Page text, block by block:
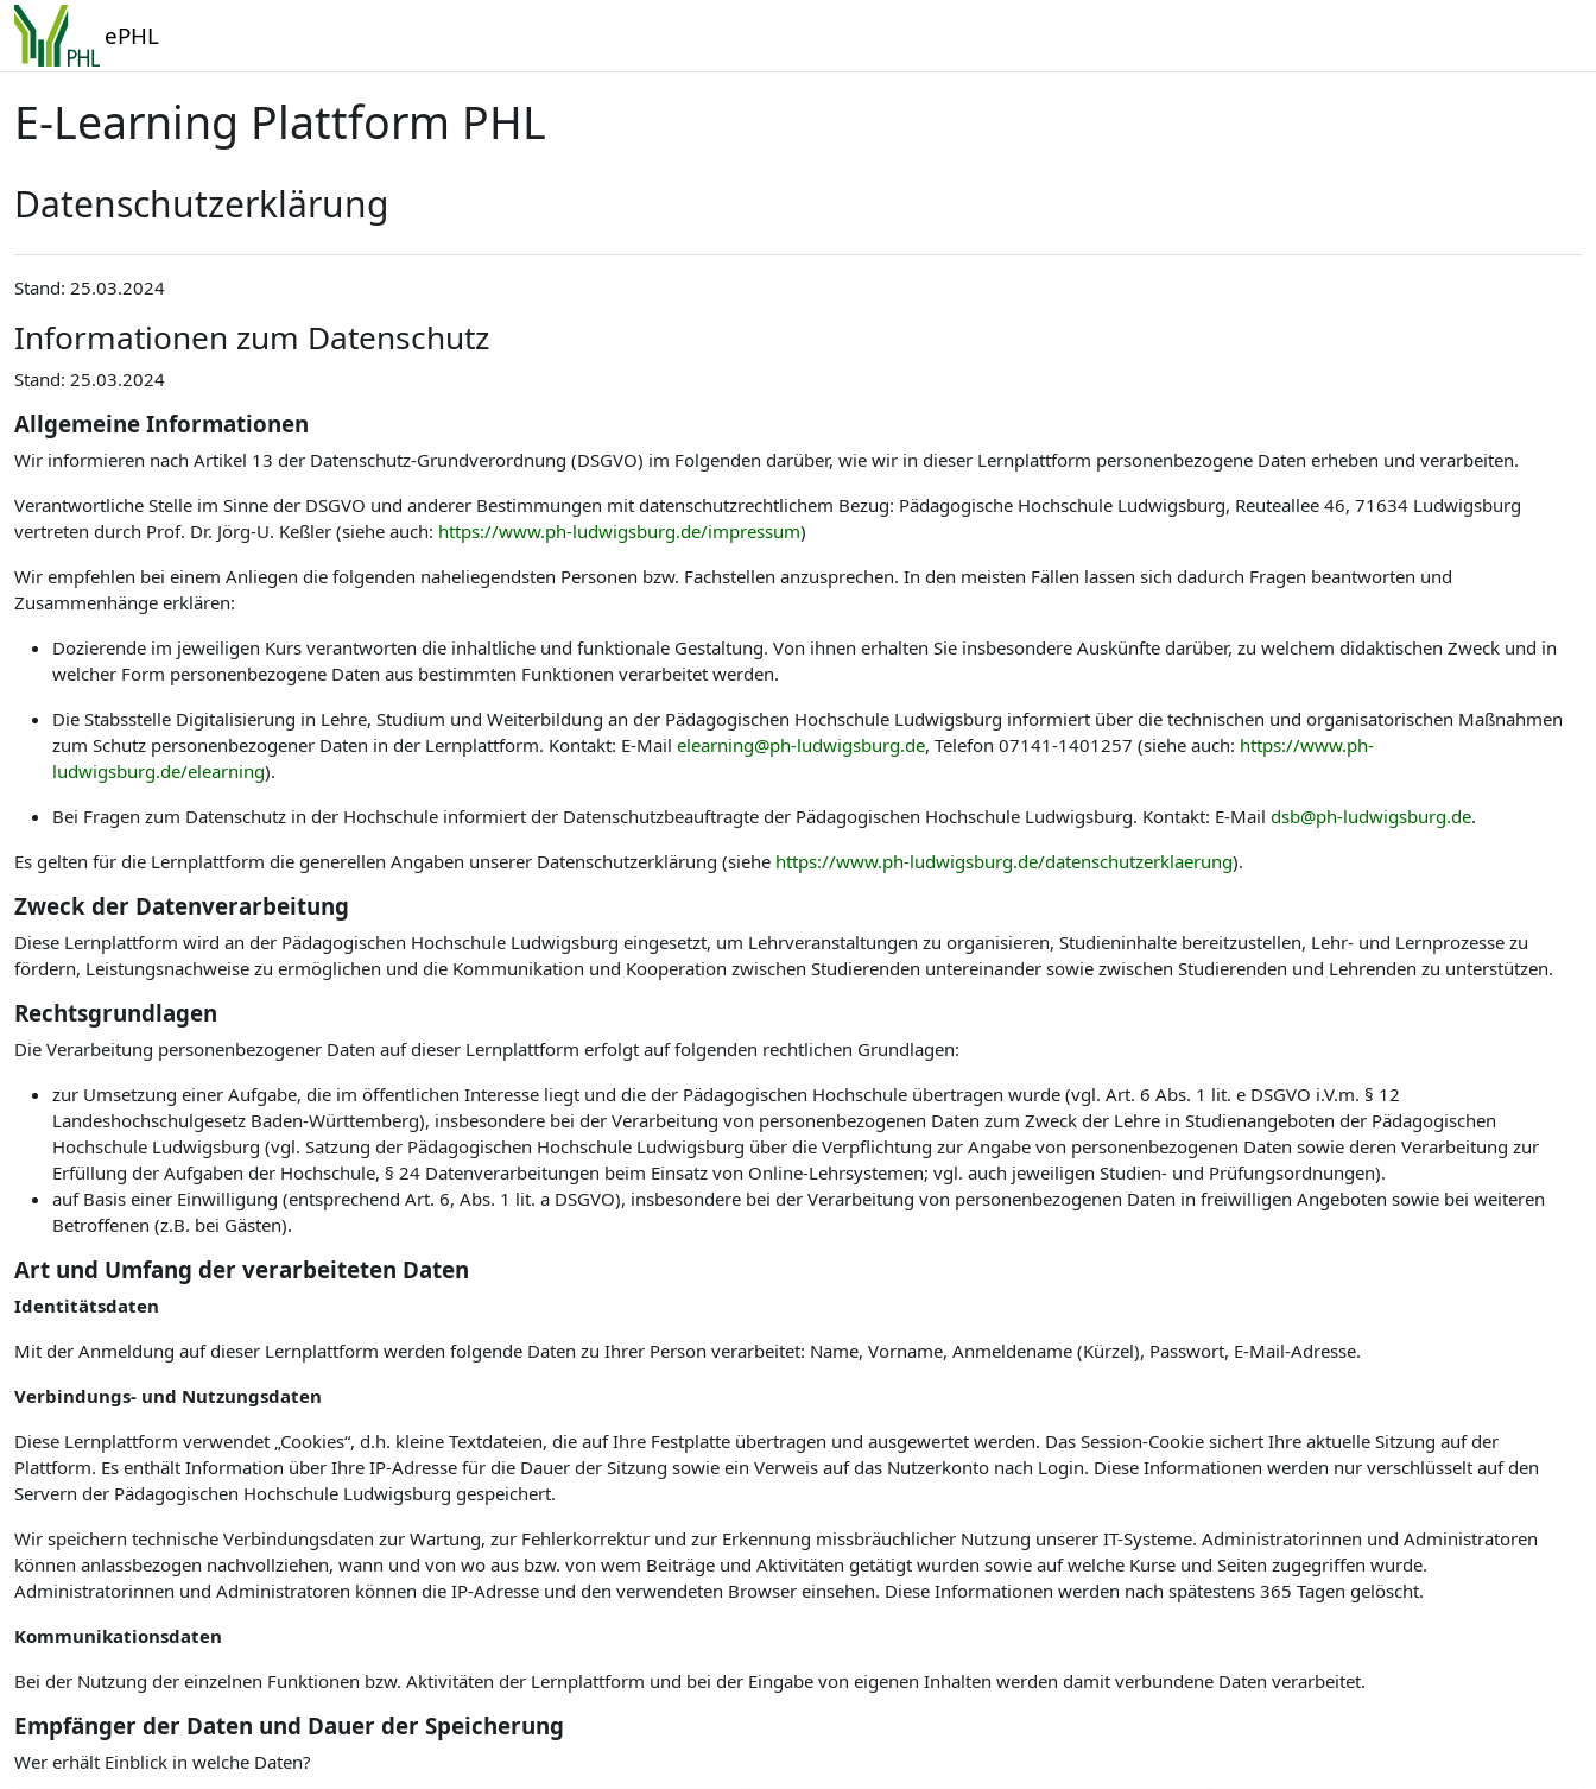
Zum Hauptinhalt
ePHL
E-Learning Plattform PHL
Datenschutzerklärung
Stand: 25.03.2024
Informationen zum Datenschutz
Stand: 25.03.2024
Allgemeine Informationen
Wir informieren nach Artikel 13 der Datenschutz-Grundverordnung (DSGVO) im Folgenden darüber, wie wir in dieser Lernplattform personenbezogene Daten erheben und verarbeiten.
Verantwortliche Stelle im Sinne der DSGVO und anderer Bestimmungen mit datenschutzrechtlichem Bezug: Pädagogische Hochschule Ludwigsburg, Reuteallee 46, 71634 Ludwigsburg
vertreten durch Prof. Dr. Jörg-U. Keßler (siehe auch: https://www.ph-ludwigsburg.de/impressum)
Wir empfehlen bei einem Anliegen die folgenden naheliegendsten Personen bzw. Fachstellen anzusprechen. In den meisten Fällen lassen sich dadurch Fragen beantworten und
Zusammenhänge erklären:
Dozierende im jeweiligen Kurs verantworten die inhaltliche und funktionale Gestaltung. Von ihnen erhalten Sie insbesondere Auskünfte darüber, zu welchem didaktischen Zweck und in
welcher Form personenbezogene Daten aus bestimmten Funktionen verarbeitet werden.
Die Stabsstelle Digitalisierung in Lehre, Studium und Weiterbildung an der Pädagogischen Hochschule Ludwigsburg informiert über die technischen und organisatorischen Maßnahmen
zum Schutz personenbezogener Daten in der Lernplattform. Kontakt: E-Mail elearning@ph-ludwigsburg.de, Telefon 07141-1401257 (siehe auch: https://www.ph-
ludwigsburg.de/elearning).
Bei Fragen zum Datenschutz in der Hochschule informiert der Datenschutzbeauftragte der Pädagogischen Hochschule Ludwigsburg. Kontakt: E-Mail dsb@ph-ludwigsburg.de.
Es gelten für die Lernplattform die generellen Angaben unserer Datenschutzerklärung (siehe https://www.ph-ludwigsburg.de/datenschutzerklaerung).
Zweck der Datenverarbeitung
Diese Lernplattform wird an der Pädagogischen Hochschule Ludwigsburg eingesetzt, um Lehrveranstaltungen zu organisieren, Studieninhalte bereitzustellen, Lehr- und Lernprozesse zu
fördern, Leistungsnachweise zu ermöglichen und die Kommunikation und Kooperation zwischen Studierenden untereinander sowie zwischen Studierenden und Lehrenden zu unterstützen.
Rechtsgrundlagen
Die Verarbeitung personenbezogener Daten auf dieser Lernplattform erfolgt auf folgenden rechtlichen Grundlagen:
zur Umsetzung einer Aufgabe, die im öffentlichen Interesse liegt und die der Pädagogischen Hochschule übertragen wurde (vgl. Art. 6 Abs. 1 lit. e DSGVO i.V.m. § 12
Landeshochschulgesetz Baden-Württemberg), insbesondere bei der Verarbeitung von personenbezogenen Daten zum Zweck der Lehre in Studienangeboten der Pädagogischen
Hochschule Ludwigsburg (vgl. Satzung der Pädagogischen Hochschule Ludwigsburg über die Verpflichtung zur Angabe von personenbezogenen Daten sowie deren Verarbeitung zur
Erfüllung der Aufgaben der Hochschule, § 24 Datenverarbeitungen beim Einsatz von Online-Lehrsystemen; vgl. auch jeweiligen Studien- und Prüfungsordnungen).
auf Basis einer Einwilligung (entsprechend Art. 6, Abs. 1 lit. a DSGVO), insbesondere bei der Verarbeitung von personenbezogenen Daten in freiwilligen Angeboten sowie bei weiteren
Betroffenen (z.B. bei Gästen).
Art und Umfang der verarbeiteten Daten
Identitätsdaten
Mit der Anmeldung auf dieser Lernplattform werden folgende Daten zu Ihrer Person verarbeitet: Name, Vorname, Anmeldename (Kürzel), Passwort, E-Mail-Adresse.
Verbindungs- und Nutzungsdaten
Diese Lernplattform verwendet „Cookies“, d.h. kleine Textdateien, die auf Ihre Festplatte übertragen und ausgewertet werden. Das Session-Cookie sichert Ihre aktuelle Sitzung auf der
Plattform. Es enthält Information über Ihre IP-Adresse für die Dauer der Sitzung sowie ein Verweis auf das Nutzerkonto nach Login. Diese Informationen werden nur verschlüsselt auf den
Servern der Pädagogischen Hochschule Ludwigsburg gespeichert.
Wir speichern technische Verbindungsdaten zur Wartung, zur Fehlerkorrektur und zur Erkennung missbräuchlicher Nutzung unserer IT-Systeme. Administratorinnen und Administratoren
können anlassbezogen nachvollziehen, wann und von wo aus bzw. von wem Beiträge und Aktivitäten getätigt wurden sowie auf welche Kurse und Seiten zugegriffen wurde.
Administratorinnen und Administratoren können die IP-Adresse und den verwendeten Browser einsehen. Diese Informationen werden nach spätestens 365 Tagen gelöscht.
Kommunikationsdaten
Bei der Nutzung der einzelnen Funktionen bzw. Aktivitäten der Lernplattform und bei der Eingabe von eigenen Inhalten werden damit verbundene Daten verarbeitet.
Empfänger der Daten und Dauer der Speicherung
Wer erhält Einblick in welche Daten?